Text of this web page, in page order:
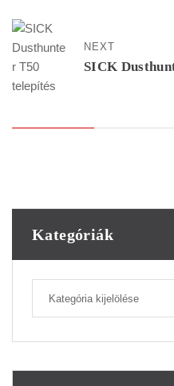
NEXT
SICK
Kategóriák
Kategória kijelölése